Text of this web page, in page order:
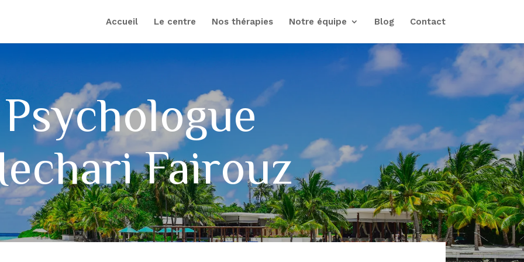
Accueil Le centre Nos thérapies Notre équipe Blog Contact
Psychologue
Fairouz